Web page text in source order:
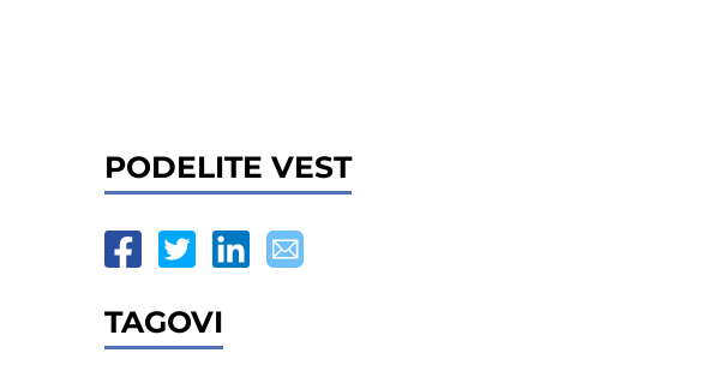
PODELITE VEST
TAGOVI